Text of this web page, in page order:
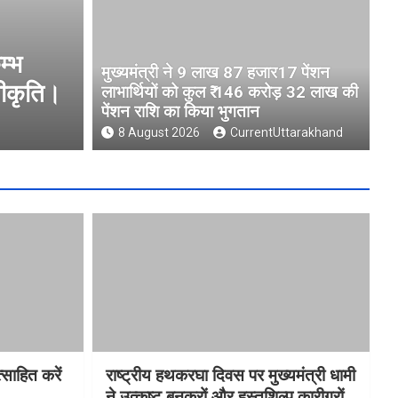
हजार17 पेंशन लाभार्थियों को कुल ₹
पेंशन राशि का किया भुगतान
मुख्यमंत्री ने 9 लाख 87 हजार17 पेंशन
लाभार्थियों को कुल ₹ 146 करोड़ 32 लाख की
पेंशन राशि का किया भुगतान
8 August 2026 CurrentUttarakhand
करें
राष्ट्रीय हथकरघा दिवस पर मुख्यमंत्री धामी